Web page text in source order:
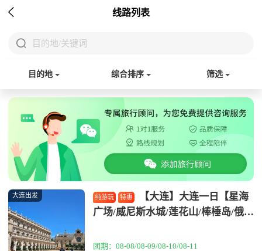
 线路列表
 目的地/关键词
目的地 综合排序 筛选
大连出发 纯游玩 特惠
【大连】大连一日【星海
广场/威尼斯水城/莲花山/棒棰岛/俄罗
团期：08-08/08-09/08-10/08-11